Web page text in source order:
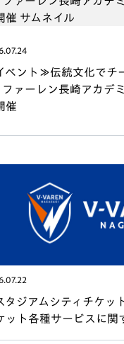
ント≫伝統文化でチ
ァーレン長崎アカデ
催
タジアムシティチケッ
ット各種サービスに関